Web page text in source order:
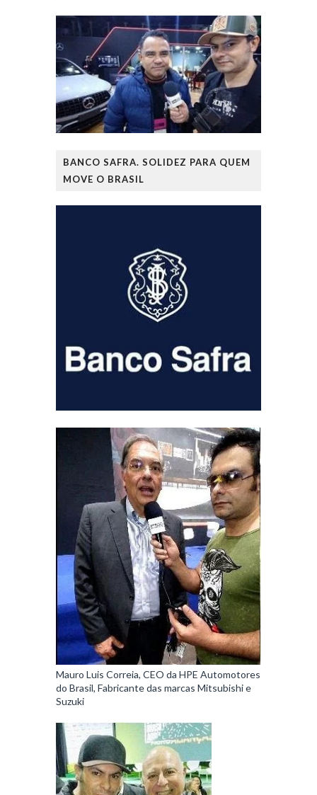
BANCO SAFRA. SOLIDEZ PARA QUEM
MOVE O BRASIL
Mauro Luis Correia, CEO da HPE Automotores
do Brasil, Fabricante das marcas Mitsubishi e
Suzuki